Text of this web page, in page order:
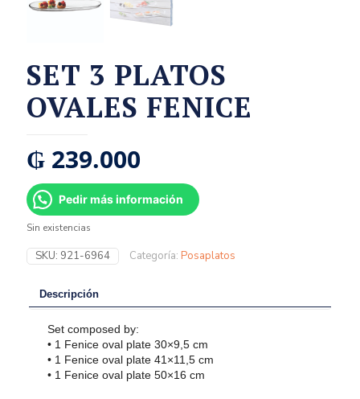
SET 3 PLATOS
OVALES FENICE
₲ 239.000
Pedir más información
Sin existencias
SKU: 921-6964 Categoría: Posaplatos
Descripción
Set composed by:
• 1 Fenice oval plate 30×9,5 cm
• 1 Fenice oval plate 41×11,5 cm
• 1 Fenice oval plate 50×16 cm